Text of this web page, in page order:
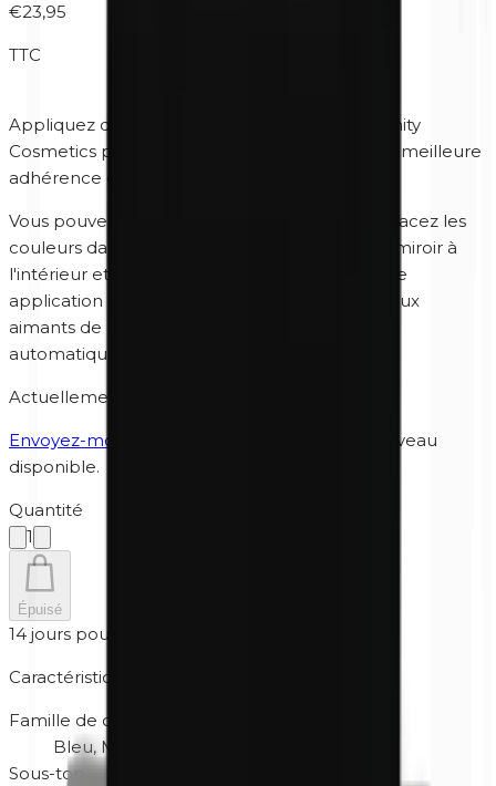
€23,95
TTC
Appliquez d'abord
de Unity
Cosmetics pour une couleur plus intense, une meilleure
adhérence et une meilleure couverture !
Vous pouvez choisir l'ordre dans lequel vous placez les
couleurs dans la boîte. La boîte comporte un miroir à
l'intérieur et un applicateur sans latex pour une
application rapide du fard à paupières. Grâce aux
aimants de la boîte, les couleurs restent
automatiquement en place.
Actuellement en rupture de stock
Envoyez-moi un message
lorsqu'il sera de nouveau
disponible.
Quantité
1
Épuisé
14 jours pour retourner
Caractéristiques
Famille de couleur
Bleu, Mix, Violet
Sous-ton